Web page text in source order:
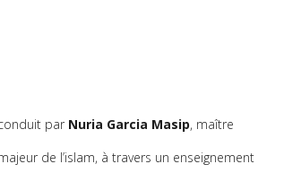
par Nuria Garcia Masip, maître
de l’islam, à travers un enseignement